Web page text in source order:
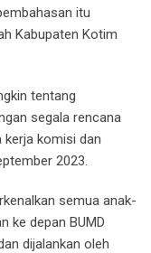
itu
Kabupaten Kotim
tentang
segala rencana
komisi dan
2023.
semua anak-
ke depan BUMD
dijalankan oleh